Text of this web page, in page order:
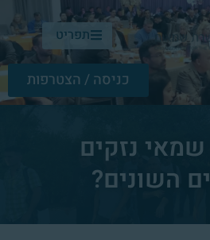
תפריט
כניסה / הצטרפות
נזקים
השונים?